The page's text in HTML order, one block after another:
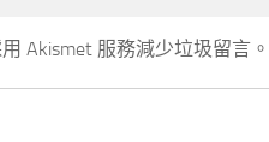
Akismet 服務減少垃圾留言。